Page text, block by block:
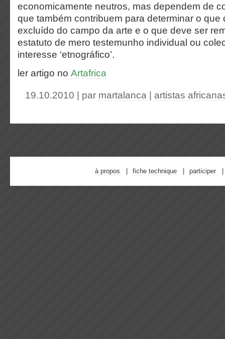
economicamente neutros, mas dependem de
que também contribuem para determinar o que
excluído do campo da arte e o que deve ser
estatuto de mero testemunho individual ou
interesse ‘etnográfico’.
ler artigo no Artafrica
19.10.2010 | par martalanca artistas
à propos fiche technique participer